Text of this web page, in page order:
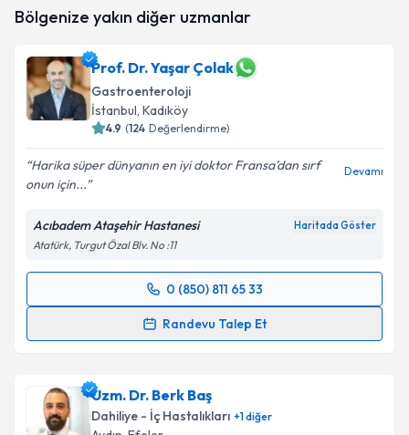
oluşturun. Size bu uzmandan randevu almanız için bir
E-posta Adresiniz
Kişisel verilerimin işlenmesine ilişkinAydınlatma
Metni
Bölgenize yakın diğer uzmanlar
Prof. Dr. Yaşar Çolak
Gastroenteroloji
İstanbul, Kadıköy
4.9 (124 Değerlendirme)
Harika süper dünyanın en iyi doktor Fransa’dan sırf
onun için...
Devamı
Acıbadem Ataşehir Hastanesi Haritada Göster
Atatürk, Turgut Özal Blv. No :11
0 (850) 811 65 33
Randevu Talep Et
Randevu Takvimi Talebi
takvim hazırlandığında e-posta ile bilgilendireceğiz.
E-posta Adresiniz
Uzm. Dr. Berk Baş
Dahiliye - İç Hastalıkları +1diğer